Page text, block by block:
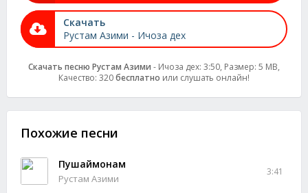
Скачать
Рустам Азими - Ичоза дех
Скачать песню Рустам Азими - Ичоза дех: 3:50, Размер: 5 MB,
Качество: 320бесплатно или слушать онлайн!
Похожие песни
Пушаймонам
Рустам Азими
3:41